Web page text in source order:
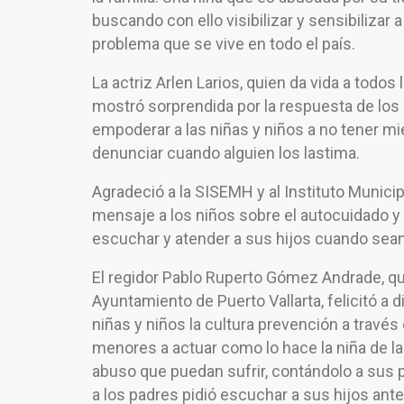
buscando con ello visibilizar y sensibilizar
problema que se vive en todo el país.
La actriz Arlen Larios, quien da vida a
mostró sorprendida por la respuesta de
empoderar a las niñas y niños a no tener
denunciar cuando alguien los lastima.
Agradeció a la SISEMH y al Instituto
mensaje a los niños sobre el autocuidado
escuchar y atender a sus hijos cuando
El regidor Pablo Ruperto Gómez Andrade,
Ayuntamiento de Puerto Vallarta, felicitó a
niñas y niños la cultura prevención a
menores a actuar como lo hace la niña de
abuso que puedan sufrir, contándolo a sus
a los padres pidió escuchar a sus hijos